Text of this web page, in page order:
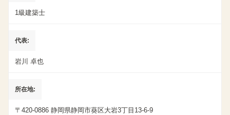
1級建築士
代表
岩川 卓也
所在地
〒420-0886 静岡県静岡市葵区大岩3丁目13-6-9